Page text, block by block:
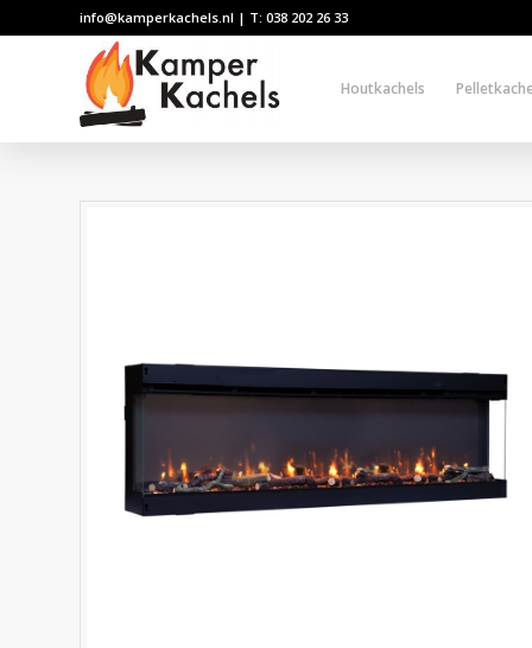
info@kamperkachels.nl | T: 038 202 26 33
Houtkachels